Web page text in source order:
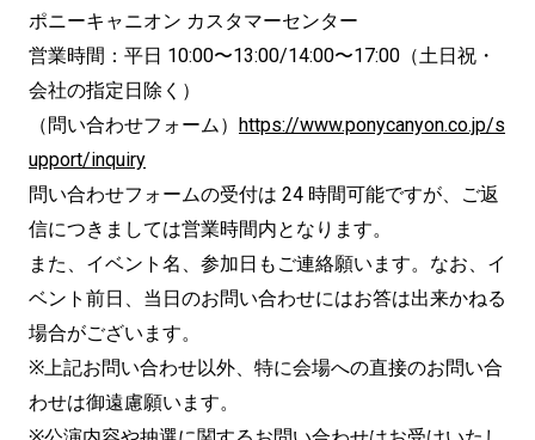
ポニーキャニオン カスタマーセンター
営業時間：平日 10:00〜13:00/14:00〜17:00（土日祝・
会社の指定日除く）
（問い合わせフォーム） https://www.ponycanyon.co.jp/s
upport/inquiry
問い合わせフォームの受付は 24 時間可能ですが、ご返
信につきましては営業時間内となります。
また、イベント名、参加⽇もご連絡願います。なお、イ
ベント前日、当日のお問い合わせにはお答は出来かねる
場合がございます。
※上記お問い合わせ以外、特に会場への直接のお問い合
わせは御遠慮願います。